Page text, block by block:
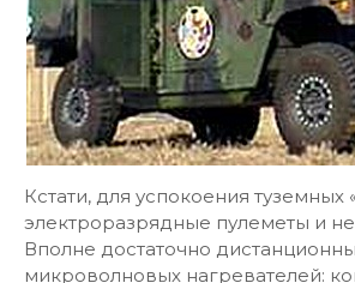
Кстати, для успокоения туземных
электроразрядные пулеметы и
Вполне достаточно
микроволновых нагревателей: